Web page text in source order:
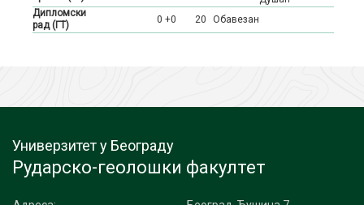
Дипломски
рад (ГТ)
0 +0 20 Oбавезан
Универзитет у Београду
Рударско-геолошки факултет